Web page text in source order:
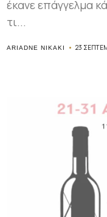
έκανε επάγγελμα
τι...
ARIADNE NIKAKI 23